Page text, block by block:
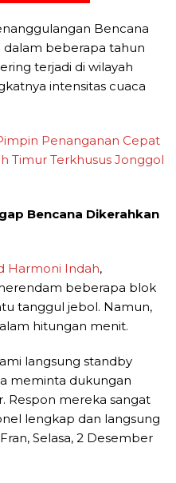
Bencana
dalam beberapa tahun
terjadi di wilayah
intensitas cuaca
Penanganan Cepat
Timur Terkhusus Jonggol
Bencana Dikerahkan
Harmoni Indah,
beberapa blok
tanggul jebol. Namun,
hitungan menit.
langsung standby
meminta dukungan
Respon mereka sangat
lengkap dan langsung
Selasa, 2 Desember